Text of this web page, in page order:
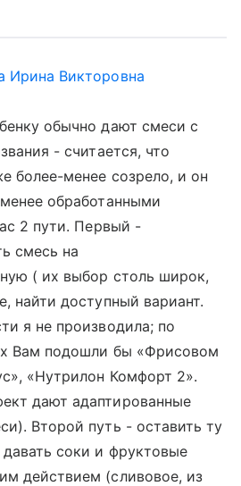
Ирина Викторовна
обычно дают смеси с
- считается, что
более-менее созрело, и он
обработанными
2 пути. Первый -
смесь на
( их выбор столь широк,
найти доступный вариант.
я не производила; по
Вам подошли бы «Фрисовом
«Нутрилон Комфорт 2».
дают адаптированные
Второй путь - оставить ту
соки и фруктовые
действием (сливовое, из